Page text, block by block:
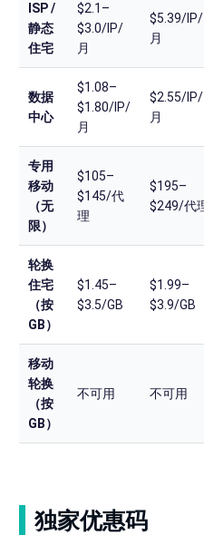
ISP /
静态
住宅
$2.1–
$3.0/IP/
月
$5.39/IP/
月
数据
中心
$1.08–
$1.80/IP/
月
$2.55/IP/
月
专用
移动
（无
限）
$105–
$145/代
理
$195–
$249/代
轮换
住宅
（按
GB）
$1.45–
$3.5/GB
$1.99–
$3.9/GB
移动
轮换
（按
GB）
不可用 不可用
独家优惠码